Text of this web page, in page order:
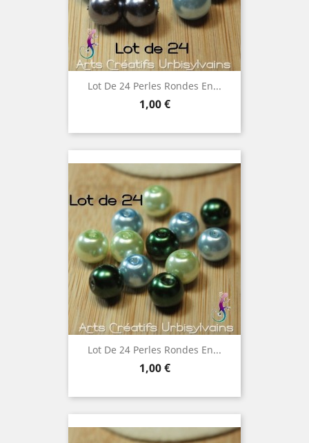
Lot De 24 Perles Rondes En...
Prix
1,00 €
Lot De 24 Perles Rondes En...
Prix
1,00 €